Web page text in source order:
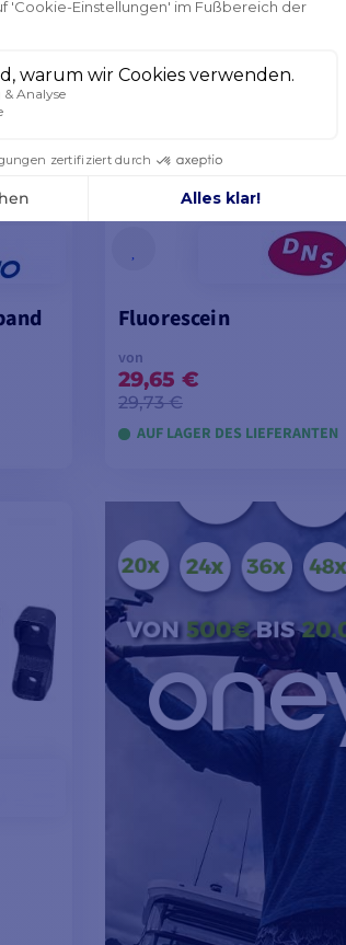
Fluorescein
von
29,65 €
29,73 €
AUF LAGER DES LIEFERANTEN
MODELLE